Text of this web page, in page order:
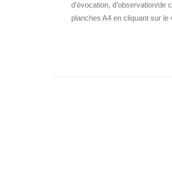
d’évocation, d’observation/
planches A4 en cliquant sur le